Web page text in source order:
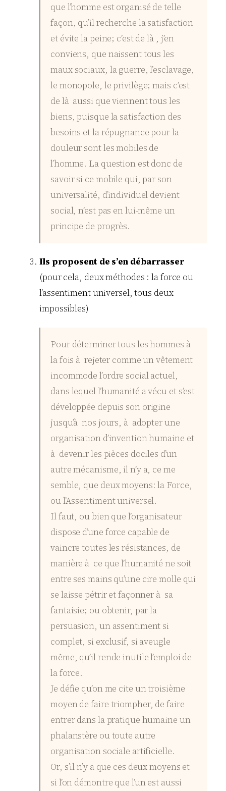
que l’homme est organisé de telle
façon, qu’il recherche la satisfaction
et évite la peine; c’est de là , j’en
conviens, que naissent tous les
maux sociaux, la guerre, l’esclavage,
le monopole, le privilège; mais c’est
de là aussi que viennent tous les
biens, puisque la satisfaction des
besoins et la répugnance pour la
douleur sont les mobiles de
l’homme. La question est donc de
savoir si ce mobile qui, par son
universalité, d’individuel devient
social, n’est pas en lui-même un
principe de progrès.
Ils proposent de s’en débarrasser
(pour cela, deux méthodes : la force ou
l’assentiment universel, tous deux
impossibles)
Pour déterminer tous les hommes à
la fois à rejeter comme un vêtement
incommode l’ordre social actuel,
dans lequel l’humanité a vécu et s’est
développée depuis son origine
jusqu’à nos jours, à adopter une
organisation d’invention humaine et
à devenir les pièces dociles d’un
autre mécanisme, il n’y a, ce me
semble, que deux moyens: la Force,
ou l’Assentiment universel.
Il faut, ou bien que l’organisateur
dispose d’une force capable de
vaincre toutes les résistances, de
manière à ce que l’humanité ne soit
entre ses mains qu’une cire molle qui
se laisse pétrir et façonner à sa
fantaisie; ou obtenir, par la
persuasion, un assentiment si
complet, si exclusif, si aveugle
même, qu’il rende inutile l’emploi de
la force.
Je défie qu’on me cite un troisième
moyen de faire triompher, de faire
entrer dans la pratique humaine un
phalanstère ou toute autre
organisation sociale artificielle.
Or, s’il n’y a que ces deux moyens et
si l’on démontre que l’un est aussi